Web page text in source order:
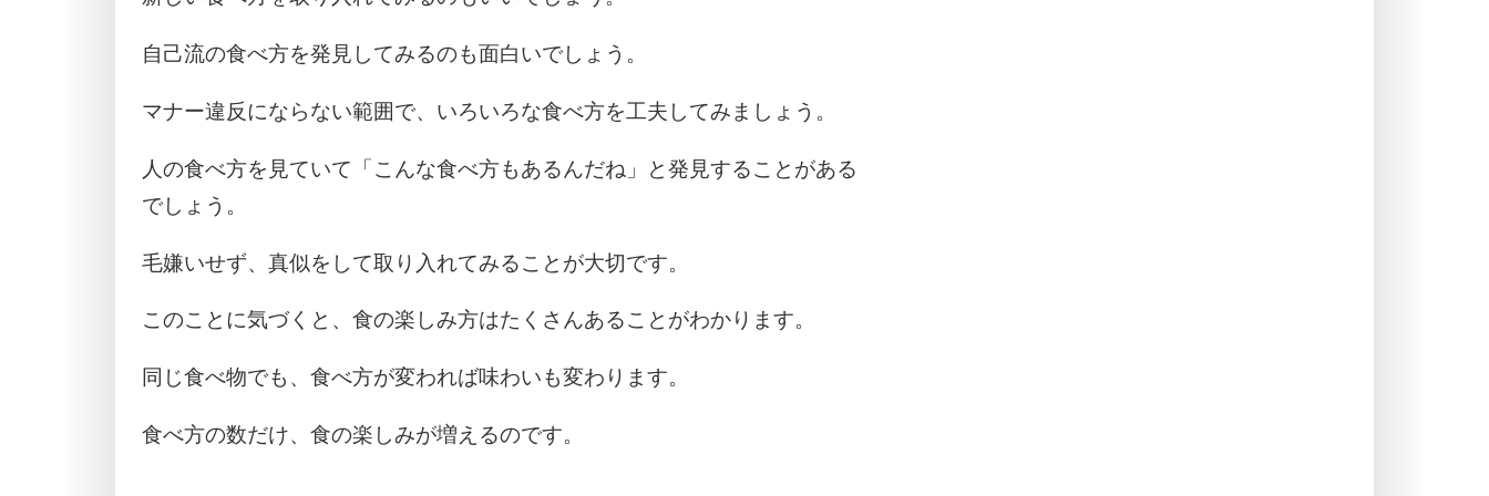
自己流の食べ方を発見してみるのも面白いでしょう。
マナー違反にならない範囲で、いろいろな食べ方を工夫してみましょう。
人の食べ方を見ていて「こんな食べ方もあるんだね」と発見することがある
でしょう。
毛嫌いせず、真似をして取り入れてみることが大切です。
このことに気づくと、食の楽しみ方はたくさんあることがわかります。
同じ食べ物でも、食べ方が変われば味わいも変わります。
食べ方の数だけ、食の楽しみが増えるのです。